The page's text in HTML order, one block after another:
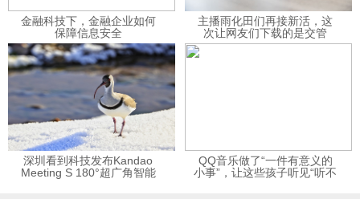
金融科技下，金融企业如何
保障信息安全
主播雨化田们再接新活，这
次让网友们下载的是交管
12123APP
深圳看到科技发布Kandao
Meeting S 180°超广角智能
QQ音乐做了“一件有意义的
小事”，让这些孩子听见“听不